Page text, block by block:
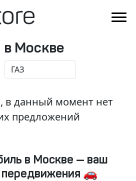
Москве
в данный момент нет
предложений
в Москве — ваш
передвижения 🚗